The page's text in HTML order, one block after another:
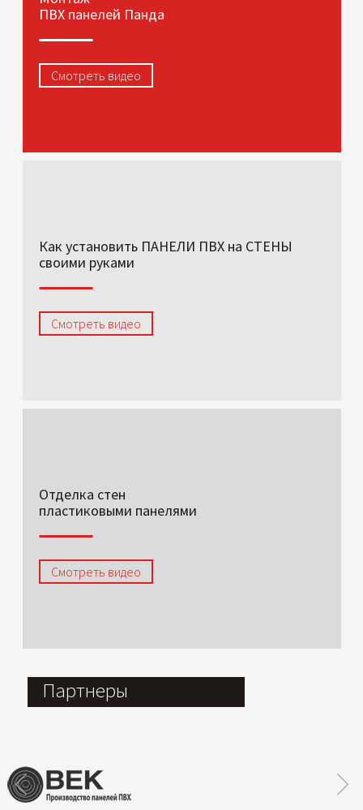
ПВХ панелей Панда
Смотреть видео
Как установить ПАНЕЛИ ПВХ на СТЕНЫ
своими руками
Смотреть видео
Отделка стен
пластиковыми панелями
Смотреть видео
Партнеры